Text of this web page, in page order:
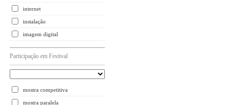
internet
instalação
imagem digital
Participação em Festival
mostra competitiva
mostra paralela